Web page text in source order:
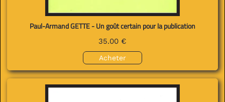
Paul-Armand GETTE - Un goût certain pour la publication
35.00 €
Acheter